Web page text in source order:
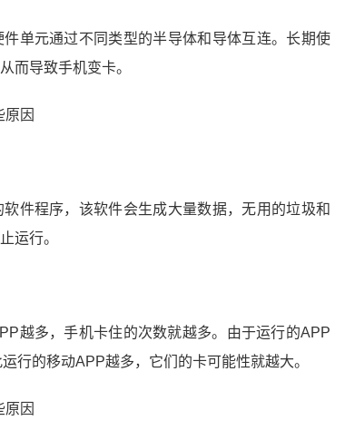
单元通过不同类型的半导体和导体互连。长期使
而导致手机变卡。
件程序，该软件会生成大量数据，无用的垃圾和
运行。
越多，手机卡住的次数就越多。由于运行的APP
行的移动APP越多，它们的卡可能性就越大。